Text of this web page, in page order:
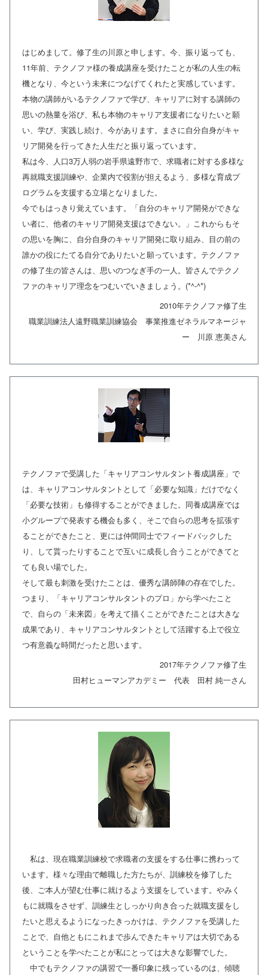
はじめまして。修了生の川原と申します。今、振り返っても、
11年前、テクノファ様の養成講座を受けたことが私の人生の転
機となり、今という未来につなげてくれたと実感しています。
本物の講師がいるテクノファで学び、キャリアに対する講師の
思いの熱量を浴び、私も本物のキャリア支援者になりたいと願
い、学び、実践し続け、今があります。まさに自分自身がキャ
リア開発を行ってきた人生だと振り返っています。
私は今、人口3万人弱の岩手県遠野市で、求職者に対する多様な
再就職支援訓練や、企業内で役割が担えるよう、多様な育成プ
ログラムを支援する立場となりました。
今でもはっきり覚えています。「自分のキャリア開発ができな
い者に、他者のキャリア開発支援はできない。」これからもそ
の思いを胸に、自分自身のキャリア開発に取り組み、目の前の
誰かの役にたてる自分でありたいと願っています。テクノファ
の修了生の皆さんは、思いのつなぎ手の一人。皆さんでテクノ
ファのキャリア理念をつむいでいきましょう。(*^-^*)
2010年テクノファ修了生
職業訓練法人遠野職業訓練協会 事業推進ゼネラルマネージャ
ー 川原 恵美さん
テクノファで受講した「キャリアコンサルタント養成講座」で
は、キャリアコンサルタントとして「必要な知識」だけでなく
「必要な技術」も修得することができました。同養成講座では
小グループで発表する機会も多く、そこで自らの思考を拡張す
ることができたこと、更には仲間同士でフィードバックした
り、して貰ったりすることで互いに成長し合うことができてと
ても良い場でした。
そして最も刺激を受けたことは、優秀な講師陣の存在でした。
つまり、「キャリアコンサルタントのプロ」から学べたこと
で、自らの「未来図」を考えて描くことができたことは大きな
成果であり、キャリアコンサルタントとして活躍する上で役立
つ有意義な時間だったと思います。
2017年テクノファ修了生
田村ヒューマンアカデミー 代表 田村 純一さん
私は、現在職業訓練校で求職者の支援をする仕事に携わって
います。様々な理由で離職した方たちが、訓練校を修了した
後、ご本人が望む仕事に就けるよう支援をしています。やみく
もに就職をさせず、訓練生としっかり向き合った就職支援をし
たいと思えるようになったきっかけは、テクノファを受講した
ことで、自他ともにこれまで歩んできたキャリアは大切である
ということを学べたことが私にとっては大きな影響でした。
中でもテクノファの講習で一番印象に残っているのは、傾聴